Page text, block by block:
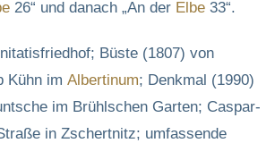
26“ und danach „An der Elbe 33“.
Büste (1807) von
Kühn im Albertinum; Denkmal (1990)
im Brühlschen Garten; Caspar-
in Zschertnitz; umfassende